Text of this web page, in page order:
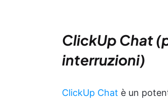
ClickUp Chat
interruzioni)
ClickUp Chat è un